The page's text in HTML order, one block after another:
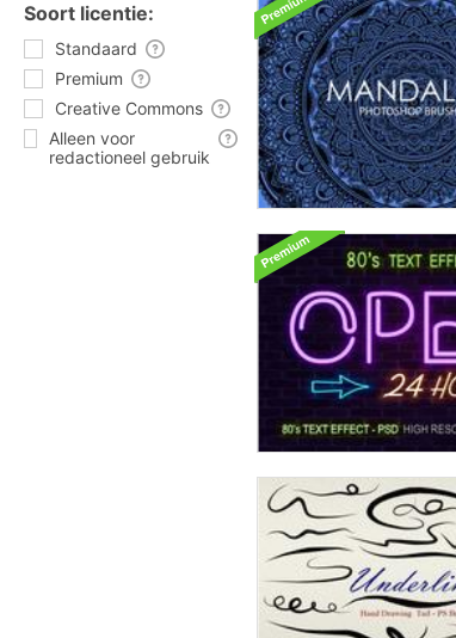
Soort licentie:
Standaard
Premium
Creative Commons
Alleen voor
redactioneel gebruik